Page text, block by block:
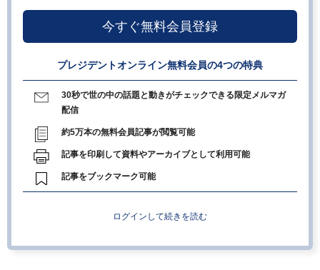
今すぐ無料会員登録
プレジデントオンライン無料会員の4つの特典
30秒で世の中の話題と動きがチェックできる限定メルマガ
配信
約5万本の無料会員記事が閲覧可能
記事を印刷して資料やアーカイブとして利用可能
記事をブックマーク可能
ログインして続きを読む